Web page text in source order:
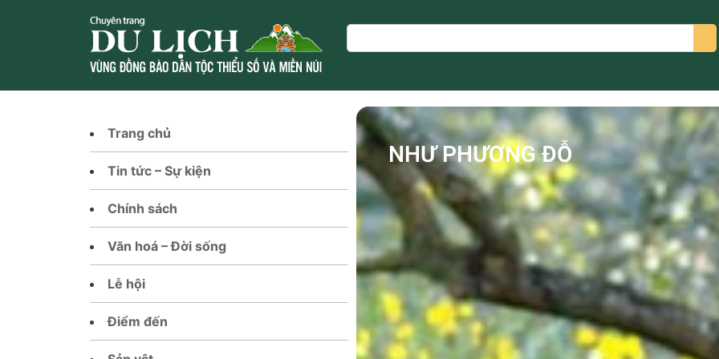
Search
Trang chủ
Tin tức – Sự kiện
Chính sách
Văn hoá – Đời sống
Lễ hội
Điểm đến
NHƯ PHƯƠNG ĐỖ